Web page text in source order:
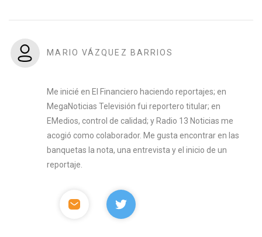
MARIO VÁZQUEZ BARRIOS
Me inicié en El Financiero haciendo reportajes; en
MegaNoticias Televisión fui reportero titular; en
EMedios, control de calidad; y Radio 13 Noticias me
acogió como colaborador. Me gusta encontrar en las
banquetas la nota, una entrevista y el inicio de un
reportaje.